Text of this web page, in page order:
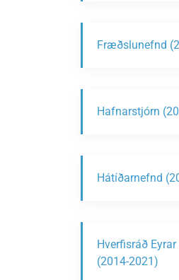
Fræðslunefnd
Hafnarstjórn
Hátíðarnefnd
Hverfisráð
(2014-2021)